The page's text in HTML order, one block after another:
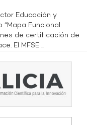
Educación y
Funcional
de certificación de
El MFSE ...